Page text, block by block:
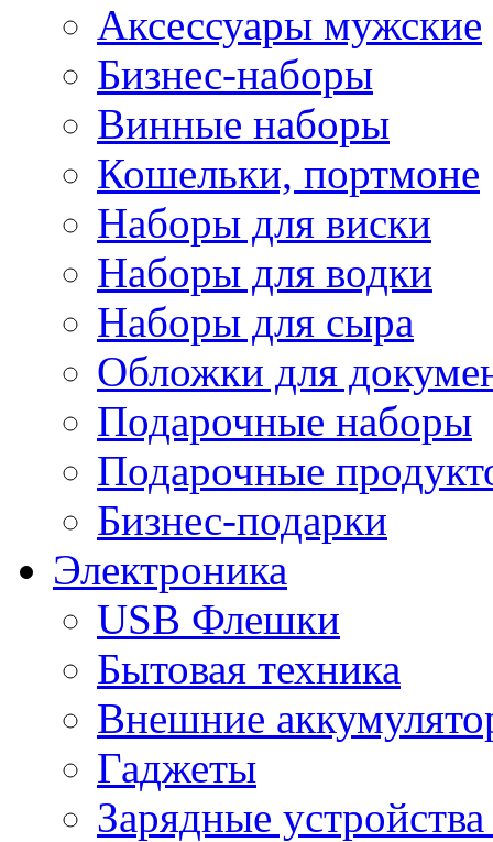
Аксессуары мужские
Бизнес-наборы
Винные наборы
Кошельки, портмоне
Наборы для виски
Наборы для водки
Наборы для сыра
Обложки для
Подарочные наборы
Подарочные
Бизнес-подарки
Электроника
USB Флешки
Бытовая техника
Внешние
Гаджеты
Зарядные